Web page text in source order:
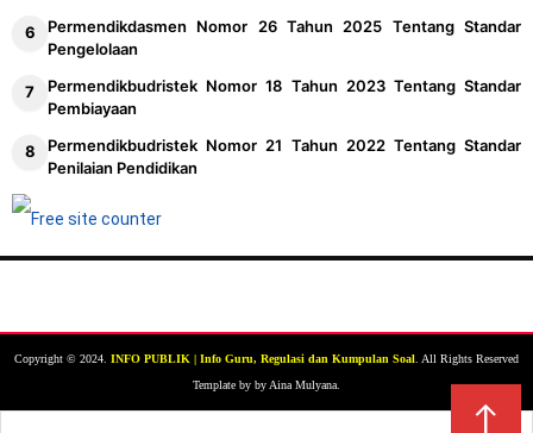
Permendikdasmen Nomor 26 Tahun 2025 Tentang Standar
Pengelolaan
Permendikbudristek Nomor 18 Tahun 2023 Tentang Standar
Pembiayaan
Permendikbudristek Nomor 21 Tahun 2022 Tentang Standar
Penilaian Pendidikan
Copyright © 2024. INFO PUBLIK | Info Guru, Regulasi dan Kumpulan Soal . All Rights Reserved
Template by by Aina Mulyana.
↑